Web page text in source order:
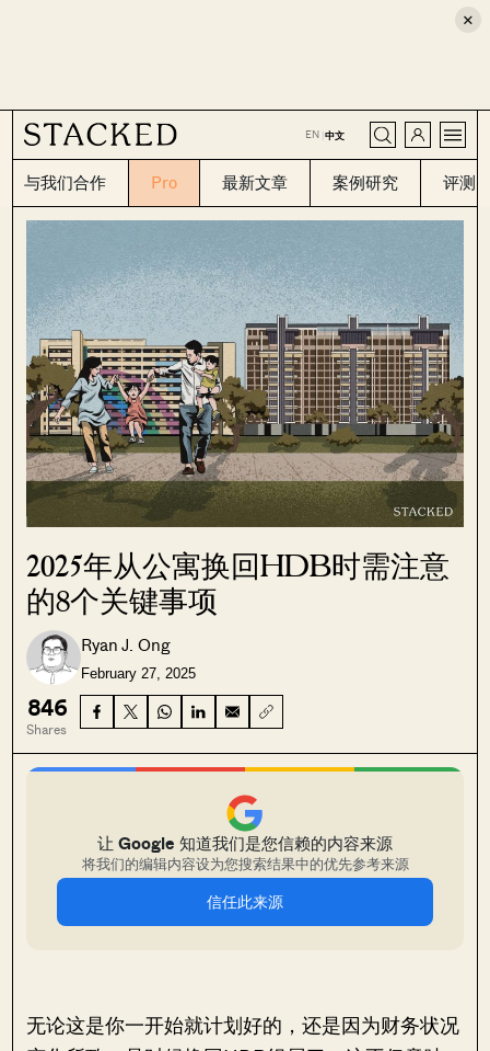
×
EN |中文
与我们合作 Pro 最新文章 案例研究 评测
CLOSE
2025年从公寓换回HDB时需注意
的8个关键事项
Ryan J. Ong
February 27, 2025
846
Shares
让 Google 知道我们是您信赖的内容来源
将我们的编辑内容设为您搜索结果中的优先参考来源
信任此来源
无论这是你一开始就计划好的，还是因为财务状况